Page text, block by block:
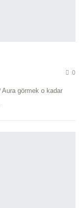
0
Aura görmek o kadar